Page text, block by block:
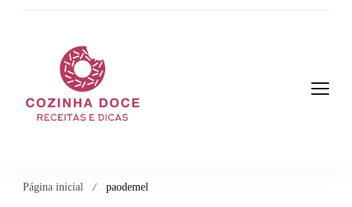
Página inicial paodemel